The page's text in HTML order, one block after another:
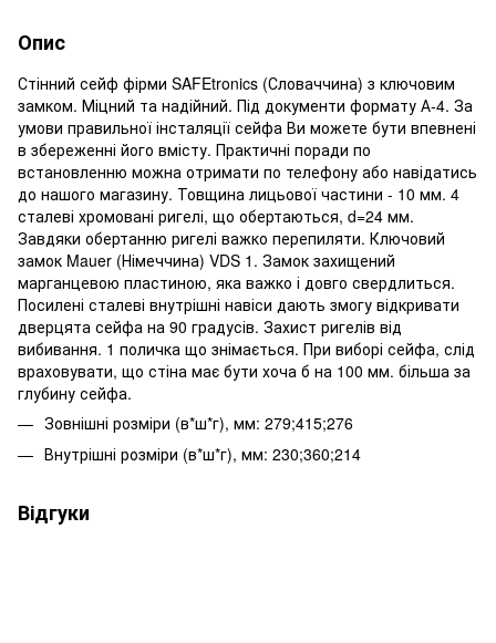
Опис
Стінний сейф фірми SAFEtronics (Словаччина) з ключовим
замком. Міцний та надійний. Під документи формату А-4. За
умови правильної інсталяції сейфа Ви можете бути впевнені
в збереженні його вмісту. Практичні поради по
встановленню можна отримати по телефону або навідатись
до нашого магазину. Товщина лицьової частини - 10 мм. 4
сталеві хромовані ригелі, що обертаються, d=24 мм.
Завдяки обертанню ригелі важко перепиляти. Ключовий
замок Mauer (Німеччина) VDS 1. Замок захищений
марганцевою пластиною, яка важко і довго свердлиться.
Посилені сталеві внутрішні навіси дають змогу відкривати
дверцята сейфа на 90 градусів. Захист ригелів від
вибивання. 1 поличка що знімається. При виборі сейфа, слід
враховувати, що стіна має бути хоча б на 100 мм. більша за
глубину сейфа.
Зовнішні розміри (в*ш*г), мм: 279;415;276
Внутрішні розміри (в*ш*г), мм: 230;360;214
Відгуки